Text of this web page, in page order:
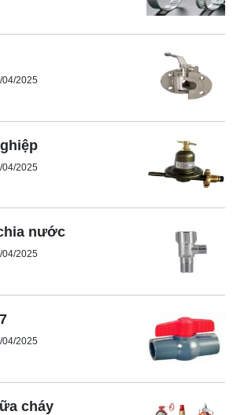
04/2025
04/2025
nước
04/2025
04/2025
cháy